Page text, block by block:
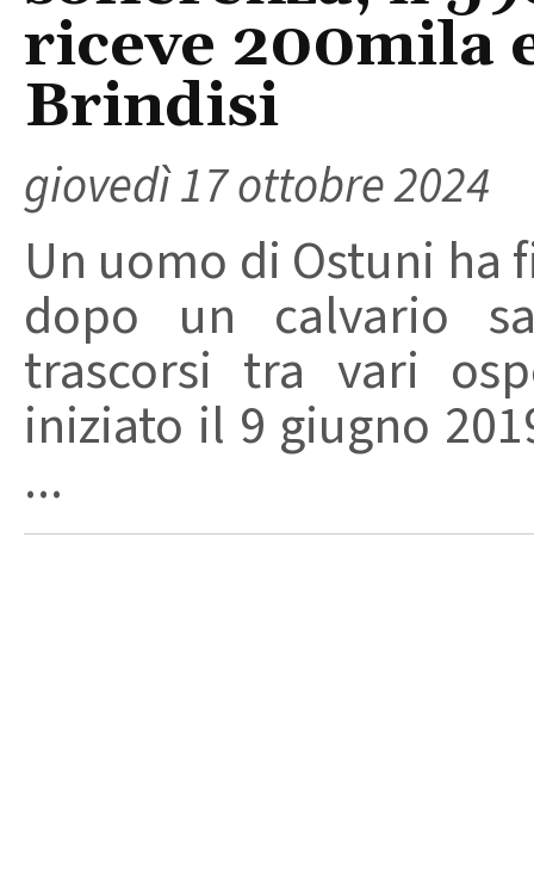
riceve 200mila
Brindisi
giovedì 17 ottobre 2024
Un uomo di Ostuni
dopo un calvario
trascorsi tra vari
iniziato il 9 giugno
...